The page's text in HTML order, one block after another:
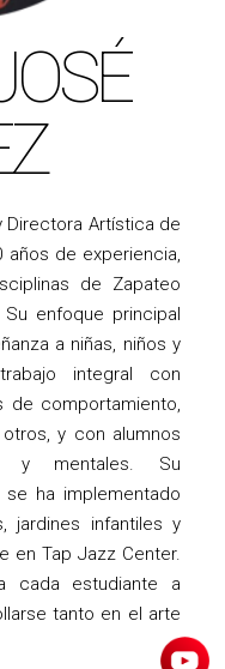
Directora Artística de
de experiencia,
de Zapateo
enfoque principal
a niñas, niños y
integral con
de comportamiento,
y con alumnos
y mentales. Su
ha implementado
jardines infantiles y
en Tap Jazz Center.
cada estudiante a
tanto en el arte